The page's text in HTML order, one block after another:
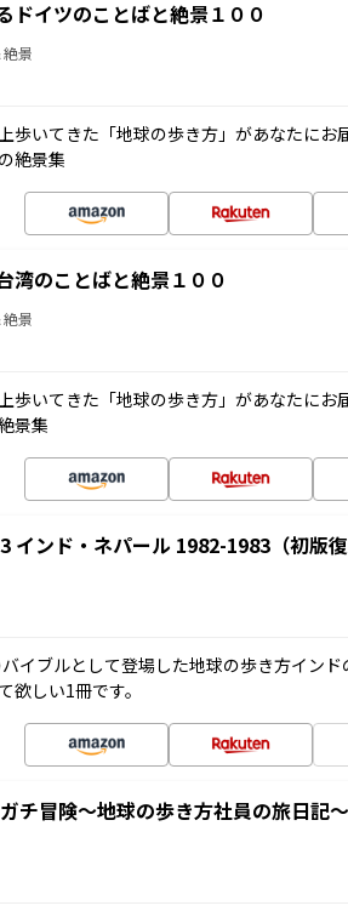
ドイツのことばと絶景１００
景
歩いてきた「地球の歩き方」があなたにお
絶景集
湾のことばと絶景１００
景
歩いてきた「地球の歩き方」があなたにお
景集
インド・ネパール 1982-1983（初版復
イブルとして登場した地球の歩き方イン
欲しい1冊です。
チ冒険～地球の歩き方社員の旅日記～